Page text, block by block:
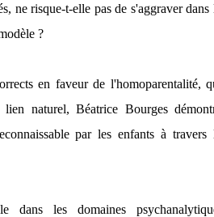
ne risque-t-elle pas de s'aggraver dans
?
en faveur de l'homoparentalité,
naturel, Béatrice Bourges
par les enfants à travers
dans les domaines